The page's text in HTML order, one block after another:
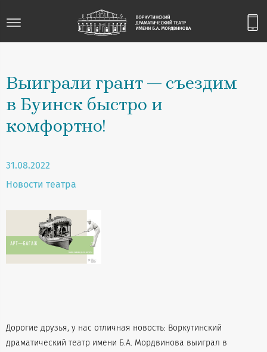
Выиграли грант — съездим
в Буинск быстро и
комфортно!
31.08.2022
Новости театра
Дорогие друзья, у нас отличная новость: Воркутинский
драматический театр имени Б.А. Мордвинова выиграл в